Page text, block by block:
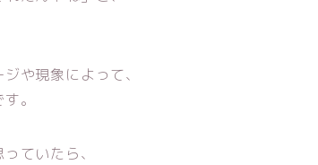
や現象によって、
。
ていたら、